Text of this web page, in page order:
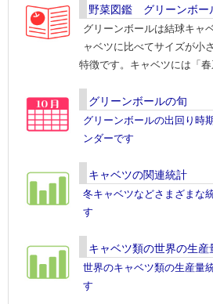
野菜図鑑 グリーンボー
グリーンボールは結球キャ
ャベツに比べてサイズが小
特徴です。キャベツには「春
グリーンボールの旬
グリーンボールの出回り時
ンダーです
キャベツの関連統計
冬キャベツなどさまざまな
す
キャベツ類の世界の生産
世界のキャベツ類の生産量
す